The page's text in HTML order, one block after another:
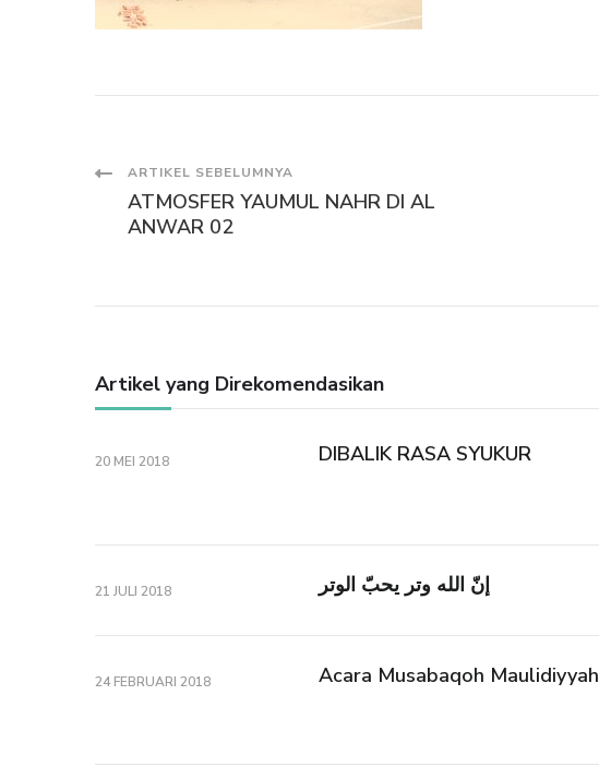
Navigasi
Artikel
ARTIKEL SEBELUMNYA
ATMOSFER YAUMUL NAHR DI AL
ANWAR 02
Artikel yang Direkomendasikan
20 MEI 2018 DIBALIK RASA SYUKUR
21 JULI 2018 إنّ الله وتر يحبّ الوتر
24 FEBRUARI 2018 Acara Musabaqoh Maulidiyyah